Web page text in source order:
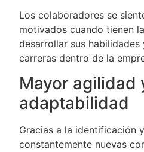
Los colaboradores se
motivados cuando tienen
desarrollar sus habilidades
carreras dentro de la
Mayor agilidad
adaptabilidad
Gracias a la identificación
constantemente nuevas